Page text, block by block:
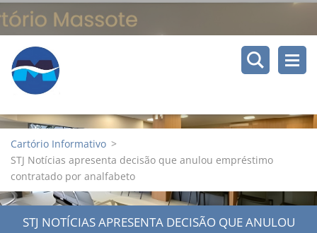
Cartório Informativo >
STJ Notícias apresenta decisão que anulou empréstimo
contratado por analfabeto
STJ NOTÍCIAS APRESENTA DECISÃO QUE ANULOU